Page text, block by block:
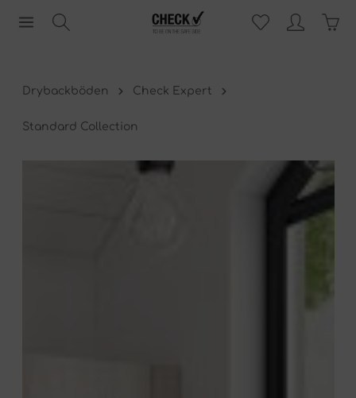
Drybackböden Check Expert
Standard Collection